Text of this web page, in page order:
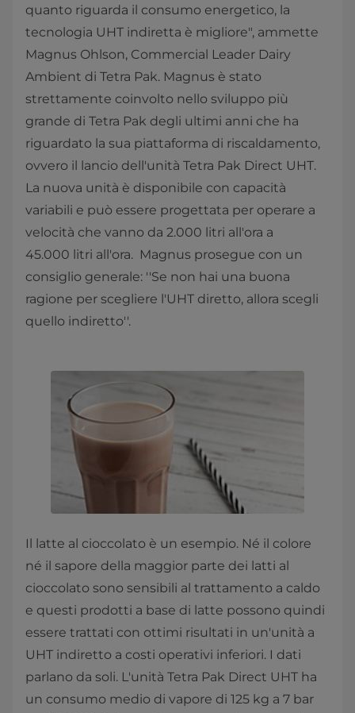
quanto riguarda il consumo energetico, la
tecnologia UHT indiretta è migliore", ammette
Magnus Ohlson, Commercial Leader Dairy
Ambient di Tetra Pak. Magnus è stato
strettamente coinvolto nello sviluppo più
grande di Tetra Pak degli ultimi anni che ha
riguardato la sua piattaforma di riscaldamento,
ovvero il lancio dell'unità Tetra Pak Direct UHT.
La nuova unità è disponibile con capacità
variabili e può essere progettata per operare a
velocità che vanno da 2.000 litri all'ora a
45.000 litri all'ora. Magnus prosegue con un
consiglio generale: ''Se non hai una buona
ragione per scegliere l'UHT diretto, allora scegli
quello indiretto''.
Il latte al cioccolato è un esempio. Né il colore
né il sapore della maggior parte dei latti al
cioccolato sono sensibili al trattamento a caldo
e questi prodotti a base di latte possono quindi
essere trattati con ottimi risultati in un'unità a
UHT indiretto a costi operativi inferiori. I dati
parlano da soli. L'unità Tetra Pak Direct UHT ha
un consumo medio di vapore di 125 kg a 7 bar